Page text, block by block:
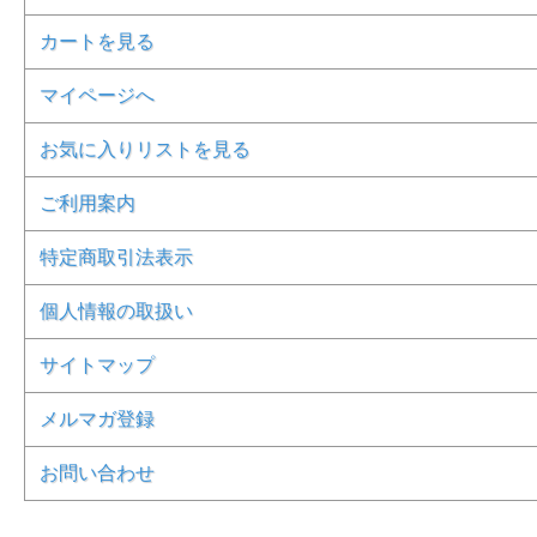
カートを見る
マイページへ
お気に入りリストを見る
ご利用案内
特定商取引法表示
個人情報の取扱い
サイトマップ
メルマガ登録
お問い合わせ